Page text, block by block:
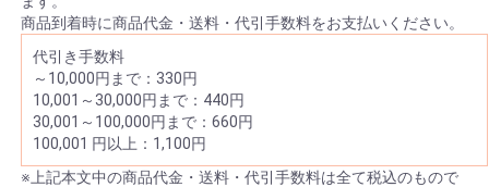
商品到着時に商品代金・送料・代引手数料をお支払いください。
代引き手数料
～10,000円まで：330円
10,001～30,000円まで：440円
30,001～100,000円まで：660円
100,001 円以上：1,100円
※上記本文中の商品代金・送料・代引手数料は全て税込のもので